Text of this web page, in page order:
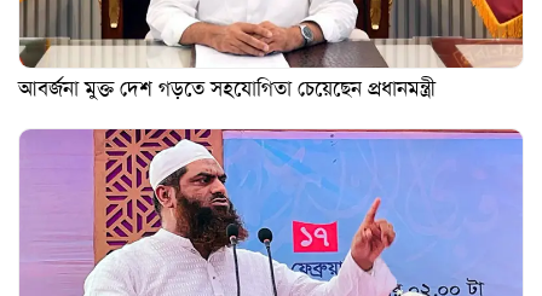
আবর্জনা মুক্ত দেশ গড়তে সহযোগিতা চেয়েছেন প্রধানমন্ত্রী